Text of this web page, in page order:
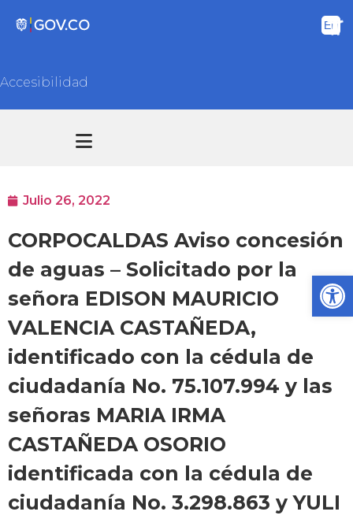
Accesibilidad
Julio 26, 2022
CORPOCALDAS Aviso concesión
de aguas – Solicitado por la
señora EDISON MAURICIO
VALENCIA CASTAÑEDA,
identificado con la cédula de
ciudadanía No. 75.107.994 y las
señoras MARIA IRMA
CASTAÑEDA OSORIO
identificada con la cédula de
ciudadanía No. 3.298.863 y YULI